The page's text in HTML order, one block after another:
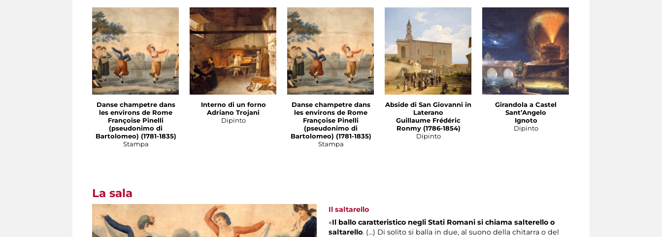
Danse champetre dans
les environs de Rome
Françoise Pinelli
(pseudonimo di
Bartolomeo) (1781-1835)
Stampa
Interno di un forno
Adriano Trojani
Dipinto
Danse champetre dans
les environs de Rome
Françoise Pinelli
(pseudonimo di
Bartolomeo) (1781-1835)
Stampa
Abside di San Giovanni in
Laterano
Guillaume Frédéric
Ronmy (1786-1854)
Dipinto
Girandola a Castel
Sant’Angelo
Ignoto
Dipinto
La sala
Il saltarello
«Il ballo caratteristico negli Stati Romani si chiama salterello o
saltarello. (...) Di solito si balla in due, al suono della chitarra o del